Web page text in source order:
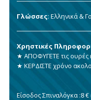
Γλώσσες: Ελληνικά &
Χρηστικές
★ ΑΠΟΦΥΓΕΤΕ τις ουρές
★ ΚΕΡΔΙΣΤΕ χρόνο
Είσοδος Σπιναλόγκα :8